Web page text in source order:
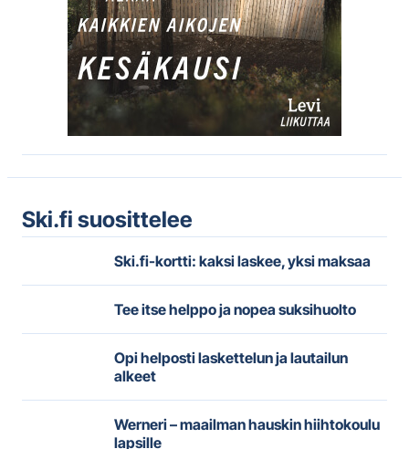
Ski.fi suosittelee
Ski.fi-kortti: kaksi laskee, yksi maksaa
Tee itse helppo ja nopea suksihuolto
Opi helposti laskettelun ja lautailun
alkeet
Werneri – maailman hauskin hiihtokoulu
lapsille